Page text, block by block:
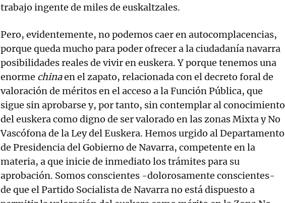
trabajo ingente de miles de euskaltzales.
Pero, evidentemente, no podemos caer en autocomplacencias,
porque queda mucho para poder ofrecer a la ciudadanía navarra
posibilidades reales de vivir en euskera. Y porque tenemos una
enorme chinaen el zapato, relacionada con el decreto foral de
valoración de méritos en el acceso a la Función Pública, que
sigue sin aprobarse y, por tanto, sin contemplar al conocimiento
del euskera como digno de ser valorado en las zonas Mixta y No
Vascófona de la Ley del Euskera. Hemos urgido al Departamento
de Presidencia del Gobierno de Navarra, competente en la
materia, a que inicie de inmediato los trámites para su
aprobación. Somos conscientes -dolorosamente conscientes-
de que el Partido Socialista de Navarra no está dispuesto a